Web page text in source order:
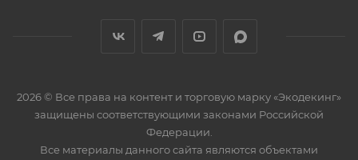
2026 © Все права на контент и торговую марку «Экодекинг»
защищены соответствующими законами Российской
Федерации.
Все материалы данного сайта являются объектами